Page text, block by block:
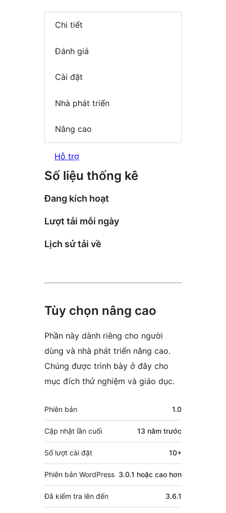
Chi tiết
Đánh giá
Cài đặt
Nhà phát triển
Nâng cao
Hỗ trợ
Số liệu thống kê
Đang kích hoạt
Lượt tải mỗi ngày
Lịch sử tải về
Tùy chọn nâng cao
Phần này dành riêng cho người
dùng và nhà phát triển nâng cao.
Chúng được trình bày ở đây cho
mục đích thử nghiệm và giáo dục.
Meta
Phiên bản 1.0
Cập nhật lần cuối 13 năm trước
Số lượt cài đặt 10+
Phiên bản WordPress 3.0.1 hoặc cao hơn
Đã kiểm tra lên đến 3.6.1